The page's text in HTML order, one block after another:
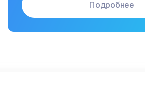
Подробнее